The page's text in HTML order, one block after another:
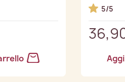
5/5